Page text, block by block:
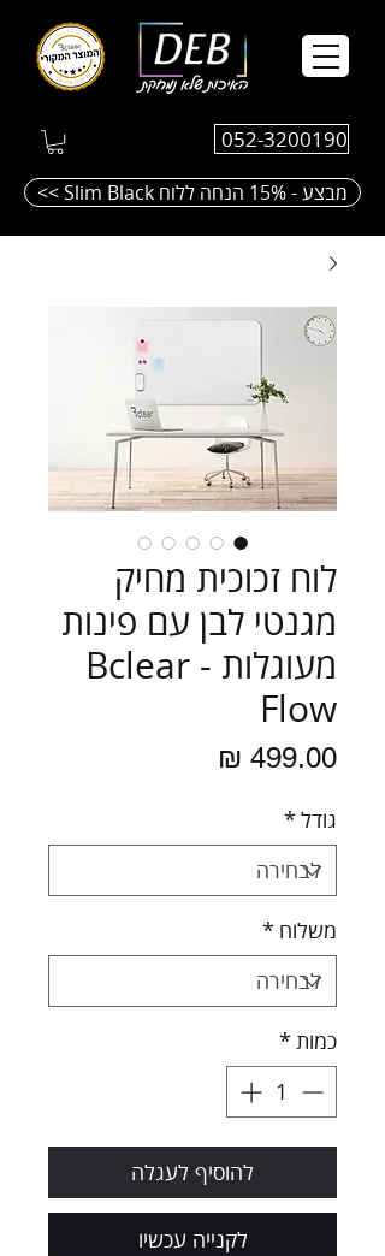
052-3200190
<< Slim Black מבצע - 15% הנחה ללוח
לוח זכוכית מחיק
מגנטי לבן עם פינות
מעוגלות - Bclear
Flow
גודל *
משלוח *
כמות *
להוסיף לעגלה
לקנייה עכשיו